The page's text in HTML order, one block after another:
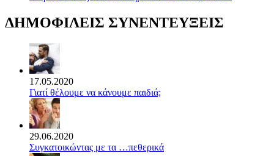
ΔΗΜΟΦΙΛΕΙΣ ΣΥΝΕΝΤΕΥΞΕΙΣ
17.05.2020
Γιατί θέλουμε να κάνουμε παιδιά;
29.06.2020
Συγκατοικώντας με τα …πεθερικά